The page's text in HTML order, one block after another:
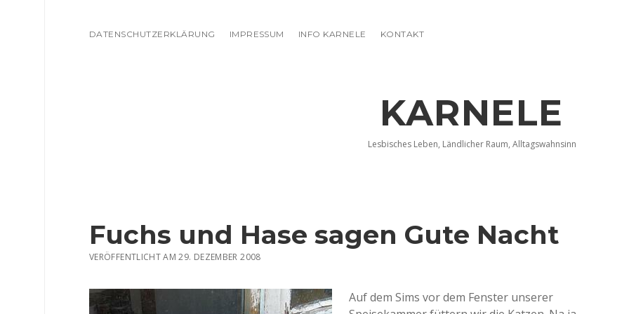
DATENSCHUTZERKLÄRUNG IMPRESSUM INFO KARNELE KONTAKT
KARNELE
Lesbisches Leben, Ländlicher Raum, Alltagswahnsinn
Fuchs und Hase sagen Gute Nacht
VERÖFFENTLICHT AM 29. DEZEMBER 2008
Auf dem Sims vor dem Fenster unserer